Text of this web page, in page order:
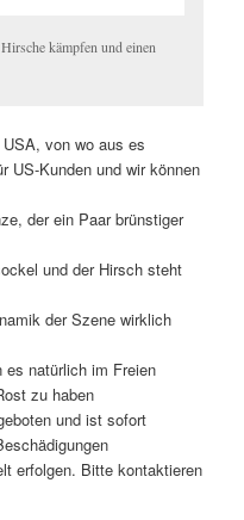
kämpfen und einen
von wo aus es
US-Kunden und wir können
der ein Paar brünstiger
und der Hirsch steht
der Szene wirklich
natürlich im Freien
zu haben
und ist sofort
erfolgen. Bitte kontaktieren